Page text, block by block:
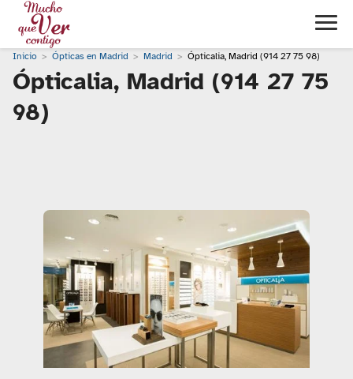
Inicio Ópticas en Madrid Madrid Ópticalia, Madrid (914 27 75 98)
Ópticalia, Madrid (914 27 75
98)